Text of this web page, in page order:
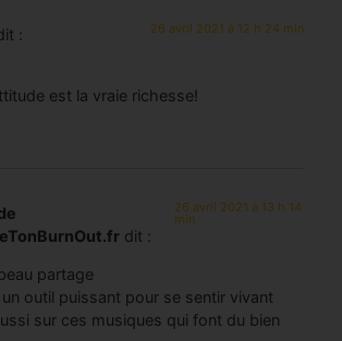
: 26 avril 2021 à 12 h 24 min
est la vraie richesse!
dit :
26 avril 2021 à 13 h 14
min
partage
outil puissant pour se sentir vivant
sur ces musiques qui font du bien